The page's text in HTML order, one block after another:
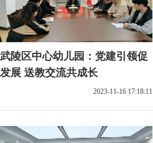
武陵区中心幼儿园：党建引领促
发展 送教交流共成长
2023-11-16 17:18:11